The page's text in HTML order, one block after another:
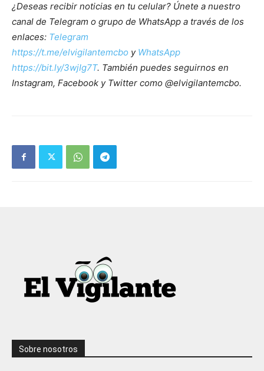
¿Deseas recibir noticias en tu celular? Únete a nuestro
canal de Telegram o grupo de WhatsApp a través de los
enlaces: Telegram
https://t.me/elvigilantemcbo y WhatsApp
https://bit.ly/3wjIg7T. También puedes seguirnos en
Instagram, Facebook y Twitter como @elvigilantemcbo.
Sobre nosotros